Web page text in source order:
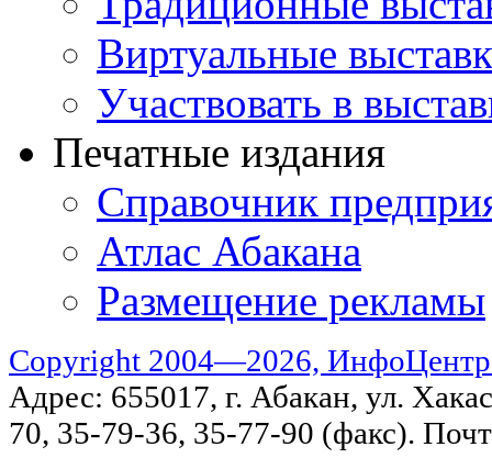
Виртуальные
Участвовать в
Печатные издания
Справочник
Атлас Абакана
Размещение рекламы
Copyright 2004—2026,
Адрес: 655017, г. Абакан, ул.
70, 35-79-36, 35-77-90 (факс).